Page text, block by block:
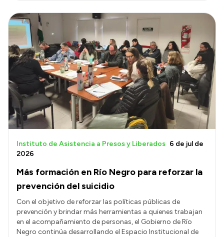
Más formación en Río Negro para reforzar la
prevención del suicidio
Instituto de Asistencia a Presos y Liberados 6 de jul de
2026
Con el objetivo de reforzar las políticas públicas de
prevención y brindar más herramientas a quienes trabajan
en el acompañamiento de personas, el Gobierno de Río
Negro continúa desarrollando el Espacio Institucional de